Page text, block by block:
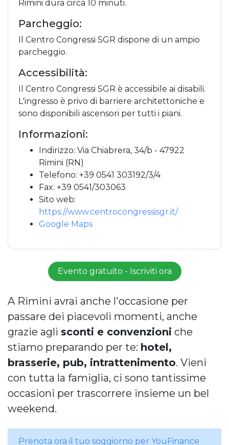
Rimini dura circa 10 minuti.
Parcheggio:
Il Centro Congressi SGR dispone di un ampio
parcheggio.
Accessibilità:
Il Centro Congressi SGR è accessibile ai disabili.
L'ingresso è privo di barriere architettoniche e
sono disponibili ascensori per tutti i piani.
Informazioni:
Indirizzo: Via Chiabrera, 34/b - 47922
Rimini (RN)
Telefono: +39 0541 303192/3/4
Fax: +39 0541/303063
Sito web:
https://www.centrocongressisgr.it/
Google Maps
Evento gratuito - Iscriviti ora
A Rimini avrai anche l'occasione per
passare dei piacevoli momenti, anche
grazie agli sconti e convenzioni che
stiamo preparando per te: hotel,
brasserie, pub, intrattenimento. Vieni
con tutta la famiglia, ci sono tantissime
occasioni per trascorrere insieme un bel
weekend.
Prenota ora il tuo soggiorno per YouFinance